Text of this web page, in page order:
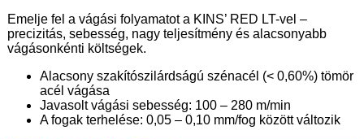
Emelje fel a vágási folyamatot a KINS’ RED LT-vel –
precizitás, sebesség, nagy teljesítmény és alacsonyabb
vágásonkénti költségek.
Alacsony szakítószilárdságú szénacél (< 0,60%) tömör
acél vágása
Javasolt vágási sebesség: 100 – 280 m/min
A fogak terhelése: 0,05 – 0,10 mm/fog között változik